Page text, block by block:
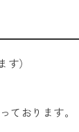
）
ております。